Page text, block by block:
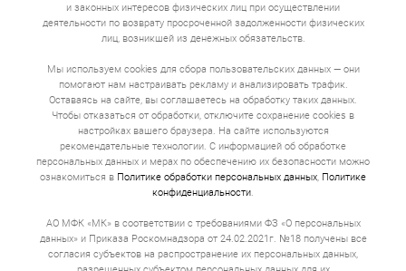
и законных интересов физических лиц при осуществлении
деятельности по возврату просроченной задолженности физических
лиц, возникшей из денежных обязательств.
Мы используем cookies для сбора пользовательских данных — они
помогают нам настраивать рекламу и анализировать трафик.
Оставаясь на сайте, вы соглашаетесь на обработку таких данных.
Чтобы отказаться от обработки, отключите сохранение cookies в
настройках вашего браузера. На сайте используются
рекомендательные технологии. С информацией об обработке
персональных данных и мерах по обеспечению их безопасности можно
ознакомиться в Политике обработки персональных данных, Политике
конфиденциальности.
АО МФК «МК» в соответствии с требованиями ФЗ «О персональных
данных» и Приказа Роскомнадзора от 24.02.2021г. №18 получены все
согласия субъектов на распространение их персональных данных,